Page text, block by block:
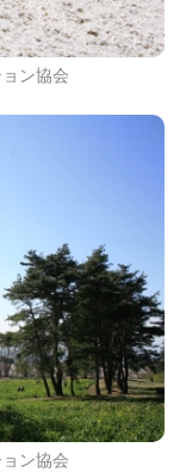
ン協会
ン協会